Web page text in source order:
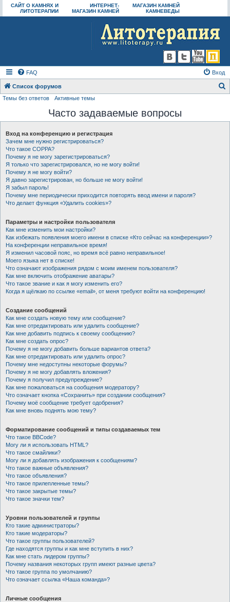
САЙТ О КАМНЯХ И
ЛИТОТЕРАПИИ
ИНТЕРНЕТ-
МАГАЗИН КАМНЕЙ
МАГАЗИН КАМНЕЙ
КАМНЕВЕДЫ
FAQ Вход
Список форумов
с
Темы без ответов Активные темы
Часто задаваемые вопросы
Вход на конференцию и регистрация
Зачем мне нужно регистрироваться?
Что такое COPPA?
Почему я не могу зарегистрироваться?
Я только что зарегистрировался, но не могу войти!
Почему я не могу войти?
Я давно зарегистрирован, но больше не могу войти!
Я забыл пароль!
Почему мне периодически приходится повторять ввод имени и пароля?
Что делает функция «Удалить cookies»?
Параметры и настройки пользователя
Как мне изменить мои настройки?
Как избежать появления моего имени в списке «Кто сейчас на конференции»?
На конференции неправильное время!
Я изменил часовой пояс, но время всё равно неправильное!
Моего языка нет в списке!
Что означают изображения рядом с моим именем пользователя?
Как мне включить отображение аватары?
Что такое звание и как я могу изменить его?
Когда я щёлкаю по ссылке «email», от меня требуют войти на конференцию!
Создание сообщений
Как мне создать новую тему или сообщение?
Как мне отредактировать или удалить сообщение?
Как мне добавить подпись к своему сообщению?
Как мне создать опрос?
Почему я не могу добавить больше вариантов ответа?
Как мне отредактировать или удалить опрос?
Почему мне недоступны некоторые форумы?
Почему я не могу добавлять вложения?
Почему я получил предупреждение?
Как мне пожаловаться на сообщения модератору?
Что означает кнопка «Сохранить» при создании сообщения?
Почему моё сообщение требует одобрения?
Как мне вновь поднять мою тему?
Форматирование сообщений и типы создаваемых тем
Что такое BBCode?
Могу ли я использовать HTML?
Что такое смайлики?
Могу ли я добавлять изображения к сообщениям?
Что такое важные объявления?
Что такое объявления?
Что такое прилепленные темы?
Что такое закрытые темы?
Что такое значки тем?
Уровни пользователей и группы
Кто такие администраторы?
Кто такие модераторы?
Что такое группы пользователей?
Где находятся группы и как мне вступить в них?
Как мне стать лидером группы?
Почему названия некоторых групп имеют разные цвета?
Что такое группа по умолчанию?
Что означает ссылка «Наша команда»?
Личные сообщения